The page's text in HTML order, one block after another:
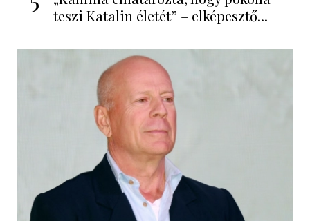
teszi Katalin életét” – elképesztő...